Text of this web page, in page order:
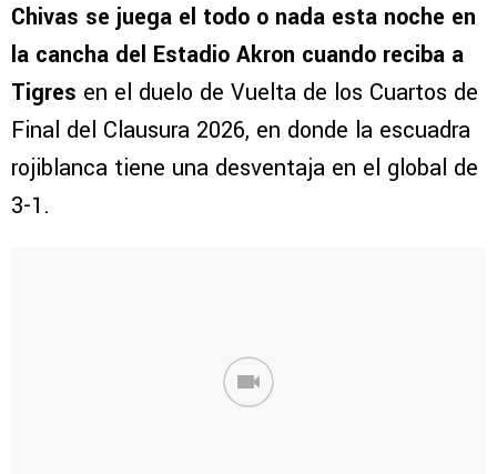
Chivas se juega el todo o nada esta noche en
la cancha del Estadio Akron cuando reciba a
Tigres en el duelo de Vuelta de los Cuartos de
Final del Clausura 2026, en donde la escuadra
rojiblanca tiene una desventaja en el global de
3-1.